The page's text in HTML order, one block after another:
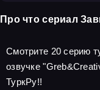
Про что сериал
Смотрите 20 серию
озвучке
ТуркРу!!